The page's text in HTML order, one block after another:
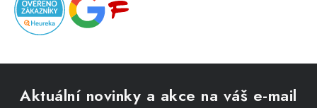
Aktuální novinky a akce na váš e-mail